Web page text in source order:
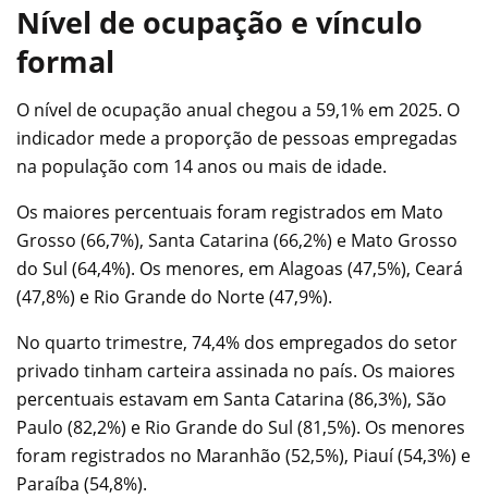
Nível de ocupação e vínculo
formal
O nível de ocupação anual chegou a 59,1% em 2025. O
indicador mede a proporção de pessoas empregadas
na população com 14 anos ou mais de idade.
Os maiores percentuais foram registrados em Mato
Grosso (66,7%), Santa Catarina (66,2%) e Mato Grosso
do Sul (64,4%). Os menores, em Alagoas (47,5%), Ceará
(47,8%) e Rio Grande do Norte (47,9%).
No quarto trimestre, 74,4% dos empregados do setor
privado tinham carteira assinada no país. Os maiores
percentuais estavam em Santa Catarina (86,3%), São
Paulo (82,2%) e Rio Grande do Sul (81,5%). Os menores
foram registrados no Maranhão (52,5%), Piauí (54,3%) e
Paraíba (54,8%).